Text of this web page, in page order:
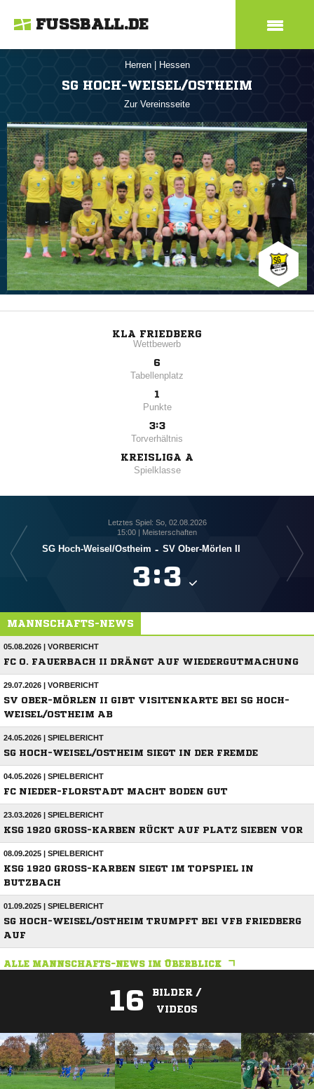
FUSSBALL.DE
Herren Hessen
SG HOCH-WEISEL/OSTHEIM
Zur Vereinsseite
KLA FRIEDBERG
Wettbewerb
6
Tabellenplatz
1
Punkte
3:3
Torverhältnis
KREISLIGA A
Spielklasse
Letztes Spiel: So, 02.08.2026
15:00 | Meisterschaften
SG Hoch-Weisel/​Ostheim - SV Ober-Mörlen II
:
MANNSCHAFTS-NEWS
05.08.2026 | VORBERICHT
FC O. FAUERBACH II DRÄNGT AUF WIEDERGUTMACHUNG
29.07.2026 | VORBERICHT
SV OBER-MÖRLEN II GIBT VISITENKARTE BEI SG HOCH-
WEISEL/OSTHEIM AB
24.05.2026 | SPIELBERICHT
SG HOCH-WEISEL/OSTHEIM SIEGT IN DER FREMDE
04.05.2026 | SPIELBERICHT
FC NIEDER-FLORSTADT MACHT BODEN GUT
23.03.2026 | SPIELBERICHT
KSG 1920 GROSS-KARBEN RÜCKT AUF PLATZ SIEBEN VOR
08.09.2025 | SPIELBERICHT
KSG 1920 GROSS-KARBEN SIEGT IM TOPSPIEL IN B
UTZBACH
01.09.2025 | SPIELBERICHT
SG HOCH-WEISEL/OSTHEIM TRUMPFT BEI VFB FRIEDBERG
AUF
ALLE MANNSCHAFTS-NEWS IM ÜBERBLICK
16
BILDER /
VIDEOS